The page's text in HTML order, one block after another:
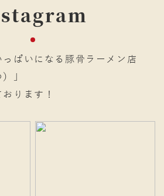
ぱいになる豚骨ラーメン店
」
ります！